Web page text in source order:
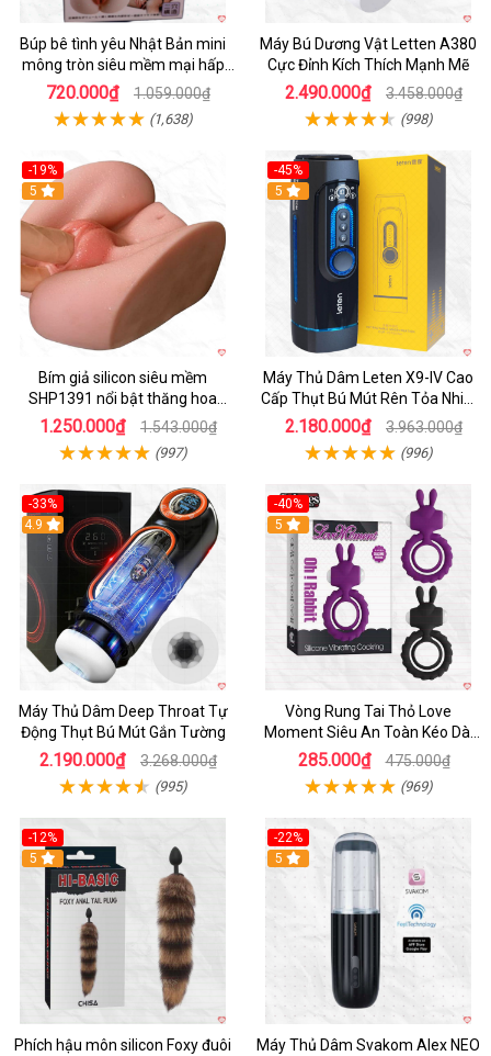
Búp bê tình yêu Nhật Bản mini
mông tròn siêu mềm mại hấp
dẫn
720.000₫ 1.059.000₫
(1,638)
Máy Bú Dương Vật Letten A380
Cực Đỉnh Kích Thích Mạnh Mẽ
2.490.000₫ 3.458.000₫
(998)
-19%
Hot
5
Bím giả silicon siêu mềm
SHP1391 nổi bật thăng hoa
hoàn hảo
1.250.000₫ 1.543.000₫
(997)
-45%
Hot
5
Máy Thủ Dâm Leten X9-IV Cao
Cấp Thụt Bú Mút Rên Tỏa Nhiệt
Sạc Pin
2.180.000₫ 3.963.000₫
(996)
-33%
Hot
4.9
Máy Thủ Dâm Deep Throat Tự
Động Thụt Bú Mút Gắn Tường
2.190.000₫ 3.268.000₫
(995)
-40%
5
Vòng Rung Tai Thỏ Love
Moment Siêu An Toàn Kéo Dài
Thời Gian
285.000₫ 475.000₫
(969)
-12%
Hot
5
Phích hậu môn silicon Foxy đuôi
-22%
5
Máy Thủ Dâm Svakom Alex NEO